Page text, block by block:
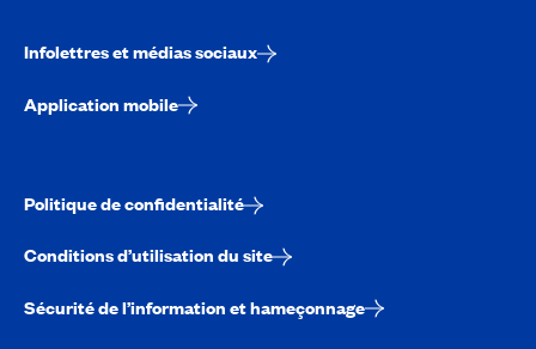
Infolettres et médias sociaux
Application mobile
Politique de confidentialité
Conditions d’utilisation du site
Sécurité de l’information et hameçonnage